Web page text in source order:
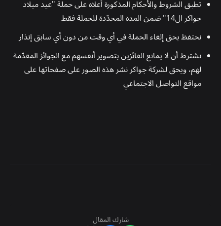
تطبق الشروط والأحكام المذكورة أعلاه على حملة "عيد ميلاد
جواكر ال14" ضمن المدة المحدّدة للحملة فقط
نحتفظ بحق إلغاء الحملة في أي وقت من دون أي سابق إنذار
نشترط أن لا يمانع الفائزين بتصوير أنفسهم مع الجوائز المقدّمة
لهم، ويحق لشركة جواكر نشر هذه الصور على صفحاتها على
مواقع التواصل الاجتماعي
شارك المقال